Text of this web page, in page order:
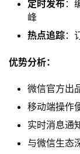
定时发布：
峰
热点追踪：
优势分析：
微信官方出
移动端操作
实时消息通
与微信生态